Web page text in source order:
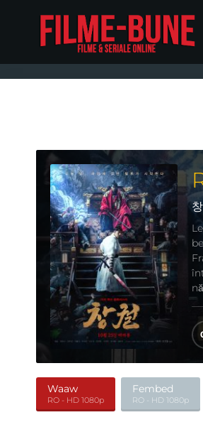
Waaw
RO - HD 1080p
Fembed
RO - HD 1080p